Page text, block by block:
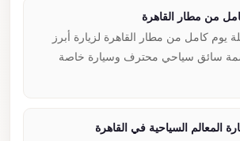
من مطار القاهرة
كامل من مطار القاهرة لزيارة أبرز
سائق سياحي محترف وسيارة خاصة
المعالم السياحية في القاهرة